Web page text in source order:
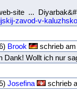
site ...
zavod-v-
Brook
schrieb
Dank! Wollt ich nur
Josefina
schrieb